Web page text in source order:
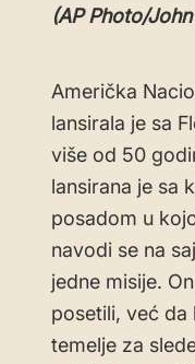
(AP Photo/
Američka
lansirala je sa
više od 50
lansirana je sa
posadom u
navodi se na
jedne misije.
posetili, već da
temelje za